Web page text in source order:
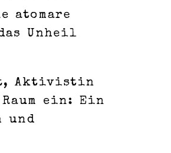
atomare
Unheil
Aktivistin
ein: Ein
und